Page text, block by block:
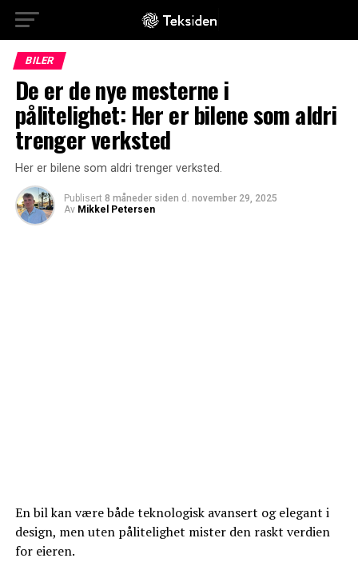
BILER
De er de nye mesterne i
pålitelighet: Her er bilene som aldri
trenger verksted
Her er bilene som aldri trenger verksted.
Publisert 8 måneder siden d. november 29, 2025
Av Mikkel Petersen
En bil kan være både teknologisk avansert og elegant i
design, men uten pålitelighet mister den raskt verdien
for eieren.